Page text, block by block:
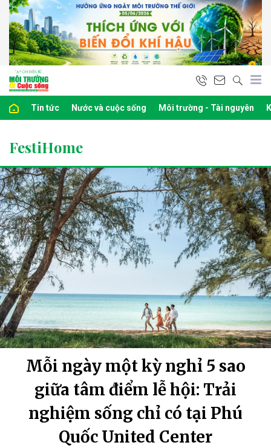
Tin tức Nước và cuộc sống Môi trường - Tài nguyên
FestiHome
Mỗi ngày một kỳ nghỉ 5 sao
giữa tâm điểm lễ hội: Trải
nghiệm sống chỉ có tại Phú
Quốc United Center